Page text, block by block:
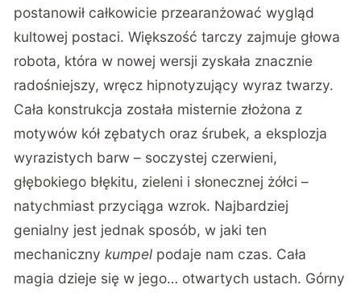
postanowił całkowicie przearanżować wygląd
kultowej postaci. Większość tarczy zajmuje głowa
robota, która w nowej wersji zyskała znacznie
radośniejszy, wręcz hipnotyzujący wyraz twarzy.
Cała konstrukcja została misternie złożona z
motywów kół zębatych oraz śrubek, a eksplozja
wyrazistych barw – soczystej czerwieni,
głębokiego błękitu, zieleni i słonecznej żółci –
natychmiast przyciąga wzrok. Najbardziej
genialny jest jednak sposób, w jaki ten
mechanicznykumpel podaje nam czas. Cała
magia dzieje się w jego… otwartych ustach. Górny